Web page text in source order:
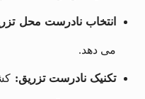
انتخاب نادرست محل
می ‌دهد.
تکنیک نادرست تزریق: